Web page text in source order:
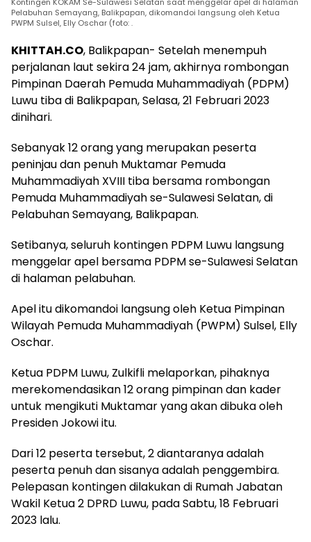
Kontingen KOKAM Se-Sulawesi Selatan saat menggelar apel di halaman
Pelabuhan Semayang, Balikpapan, dikomandoi langsung oleh Ketua
PWPM Sulsel, Elly Oschar (foto: .
KHITTAH.CO, Balikpapan- Setelah menempuh
perjalanan laut sekira 24 jam, akhirnya rombongan
Pimpinan Daerah Pemuda Muhammadiyah (PDPM)
Luwu tiba di Balikpapan, Selasa, 21 Februari 2023
dinihari.
Sebanyak 12 orang yang merupakan peserta
peninjau dan penuh Muktamar Pemuda
Muhammadiyah XVIII tiba bersama rombongan
Pemuda Muhammadiyah se-Sulawesi Selatan, di
Pelabuhan Semayang, Balikpapan.
Setibanya, seluruh kontingen PDPM Luwu langsung
menggelar apel bersama PDPM se-Sulawesi Selatan
di halaman pelabuhan.
Apel itu dikomandoi langsung oleh Ketua Pimpinan
Wilayah Pemuda Muhammadiyah (PWPM) Sulsel, Elly
Oschar.
Ketua PDPM Luwu, Zulkifli melaporkan, pihaknya
merekomendasikan 12 orang pimpinan dan kader
untuk mengikuti Muktamar yang akan dibuka oleh
Presiden Jokowi itu.
Dari 12 peserta tersebut, 2 diantaranya adalah
peserta penuh dan sisanya adalah penggembira.
Pelepasan kontingen dilakukan di Rumah Jabatan
Wakil Ketua 2 DPRD Luwu, pada Sabtu, 18 Februari
2023 lalu.